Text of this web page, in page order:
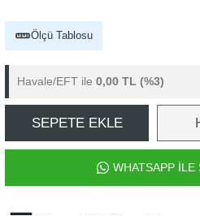
Ölçü Tablosu
Havale/EFT ile 0,00 TL (%3)
SEPETE EKLE
WHATSAPP İLE